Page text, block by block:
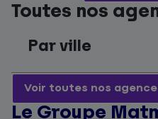
Toutes nos
Par ville
Voir toutes nos
Le Groupe